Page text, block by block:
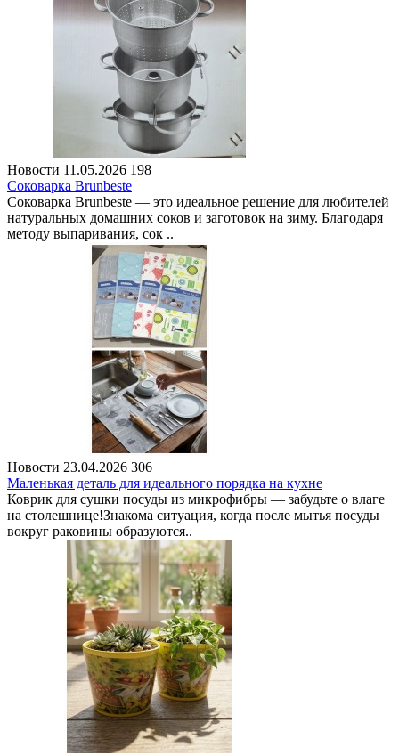
Новости 11.05.2026 198
Соковарка Brunbeste
Соковарка Brunbeste — это идеальное решение для любителей
натуральных домашних соков и заготовок на зиму. Благодаря
методу выпаривания, сок ..
Новости 23.04.2026 306
Маленькая деталь для идеального порядка на кухне
Коврик для сушки посуды из микрофибры — забудьте о влаге
на столешнице!Знакома ситуация, когда после мытья посуды
вокруг раковины образуются..